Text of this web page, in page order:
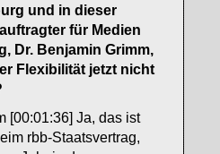
und in dieser
für Medien
Dr. Benjamin Grimm,
Flexibilität jetzt nicht
[00:01:36] Ja, das ist
rbb-Staatsvertrag,